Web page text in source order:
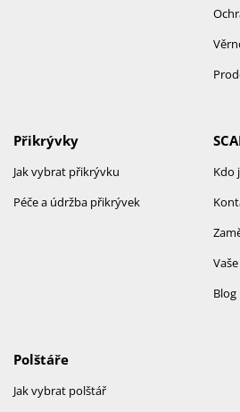
Kdo
Blog
Přikrývky
Jak vybrat přikrývku
Péče a údržba přikrývek
Polštáře
Jak vybrat polštář